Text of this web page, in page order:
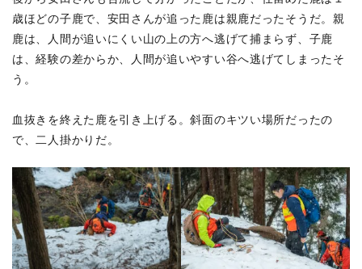
歳ほどの子鹿で、安田さんが追った鹿は親鹿だったそうだ。親
鹿は、人間が追いにくい山の上の方へ逃げて捕まらず、子鹿
は、経験の差からか、人間が追いやすい谷へ逃げてしまったそ
う。
血抜きを終えた鹿を引き上げる。斜面のキツい場所だったの
で、二人掛かりだ。